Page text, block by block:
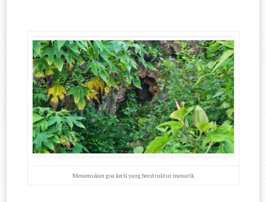
Menemukan goa kecil yang berstruktur menarik